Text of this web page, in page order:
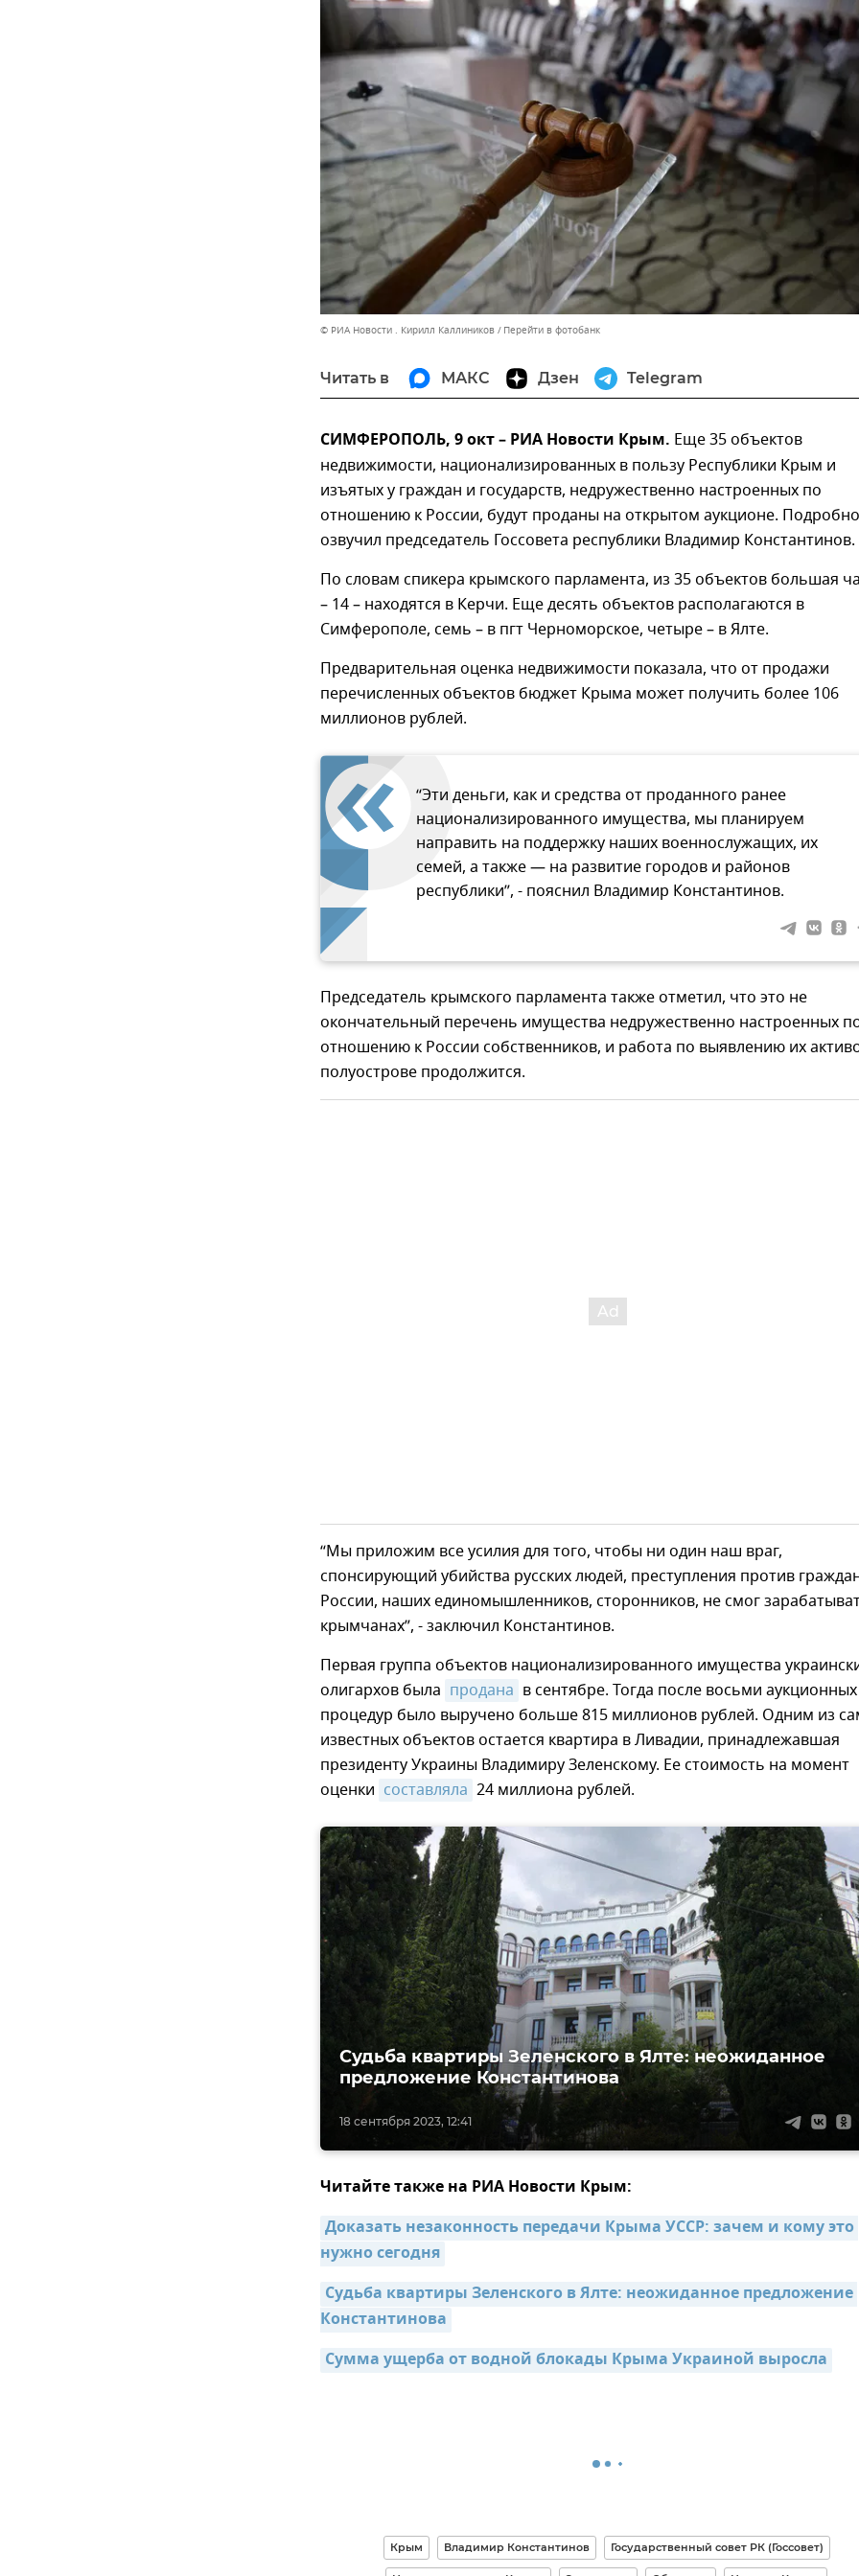
© РИА Новости . Кирилл Каллиников Перейти в фотобанк
Читать в МАКС Дзен Telegram
СИМФЕРОПОЛЬ, 9 окт – РИА Новости Крым. Еще 35 объектов
недвижимости, национализированных в пользу Республики Крым и
изъятых у граждан и государств, недружественно настроенных по
отношению к России, будут проданы на открытом аукционе.
озвучил председатель Госсовета республики Владимир Константинов.
По словам спикера крымского парламента, из 35 объектов большая
– 14 – находятся в Керчи. Еще десять объектов располагаются в
Симферополе, семь – в пгт Черноморское, четыре – в Ялте.
Предварительная оценка недвижимости показала, что от продажи
перечисленных объектов бюджет Крыма может получить более 106
миллионов рублей.
“Эти деньги, как и средства от проданного ранее
национализированного имущества, мы планируем
направить на поддержку наших военнослужащих, их
семей, а также — на развитие городов и районов
республики”, - пояснил Владимир Константинов.
Председатель крымского парламента также отметил, что это не
окончательный перечень имущества недружественно настроенных
отношению к России собственников, и работа по выявлению их
полуострове продолжится.
“Мы приложим все усилия для того, чтобы ни один наш враг,
спонсирующий убийства русских людей, преступления против
России, наших единомышленников, сторонников, не смог
крымчанах”, - заключил Константинов.
Первая группа объектов национализированного имущества
олигархов была продана в сентябре. Тогда после восьми аукционных
процедур было выручено больше 815 миллионов рублей. Одним из
известных объектов остается квартира в Ливадии, принадлежавшая
президенту Украины Владимиру Зеленскому. Ее стоимость на момент
оценки составляла 24 миллиона рублей.
18 сентября 2023, 12:41
Судьба квартиры Зеленского в Ялте: неожиданное
предложение Константинова
Читайте также на РИА Новости Крым:
Доказать незаконность передачи Крыма УССР: зачем и кому это
нужно сегодня
Судьба квартиры Зеленского в Ялте: неожиданное предложение
Константинова
Сумма ущерба от водной блокады Крыма Украиной выросла
Крым Владимир Константинов Государственный совет РК (Госсовет)